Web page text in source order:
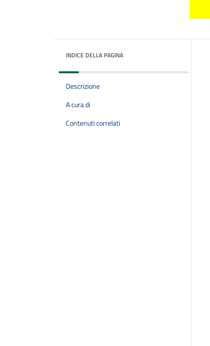
INDICE DELLA PAGINA
Descrizione
A cura di
Contenuti correlati